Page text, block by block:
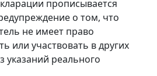
прописывается
о том, что
не имеет право
или участвовать в других
указаний реального